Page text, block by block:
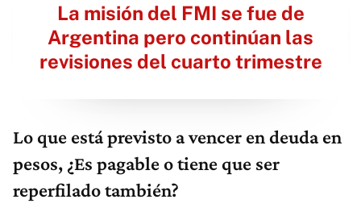
La misión del FMI se fue de
Argentina pero continúan las
revisiones del cuarto trimestre
Lo que está previsto a vencer en deuda en
pesos, ¿Es pagable o tiene que ser
reperfilado también?